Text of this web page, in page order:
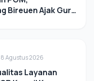
Bireuen Ajak Guru
Agustus 2026
Layanan